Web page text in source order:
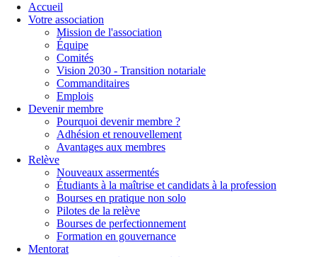
Accueil
Votre association
Mission de l'association
Équipe
Comités
Vision 2030 - Transition notariale
Commanditaires
Emplois
Devenir membre
Pourquoi devenir membre ?
Adhésion et renouvellement
Avantages aux membres
Relève
Nouveaux assermentés
Étudiants à la maîtrise et candidats à la profession
Bourses en pratique non solo
Pilotes de la relève
Bourses de perfectionnement
Formation en gouvernance
Mentorat